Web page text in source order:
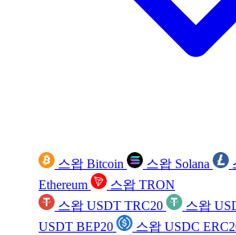
스왑 Bitcoin 스왑 Solana
Ethereum
스왑 TRON
스왑 USDT TRC20
스왑
USDT BEP20
스왑 USDC